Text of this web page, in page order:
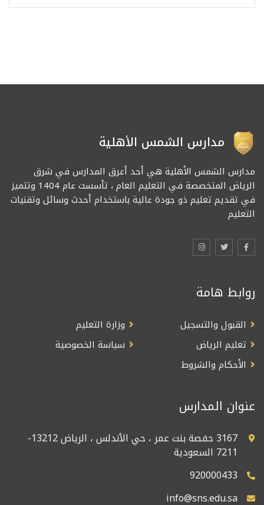
مدارس الشمس الأهلية
مدارس الشمس الأهلية هي أحد أعرق المدارس في شرق
الرياض المتخصصة في التعليم العام ، تأسست عام 1404 وتتميز
في تقديم تعليم ذو جودة عالية باستخدام أحدث وسائل وتقنيات
التعليم
روابط هامة
القبول والتسجيل
وزارة التعليم
تعليم الرياض
سياسة الخصوصية
الأحكام والشروط
عنوان المدارس
3167 حفصة بنت عمر ، حي الأندلس ، الرياض 13212-
7211 السعودية
920000433
info@sns.edu.sa